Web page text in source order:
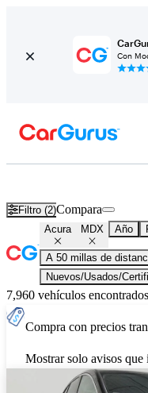
Con
Filtro (2)Compara
Acura MDX Año
A 50 millas de
Nuevos/Usados/
7,960 vehículos encontrados
Compra con precios
Mostrar solo avisos que